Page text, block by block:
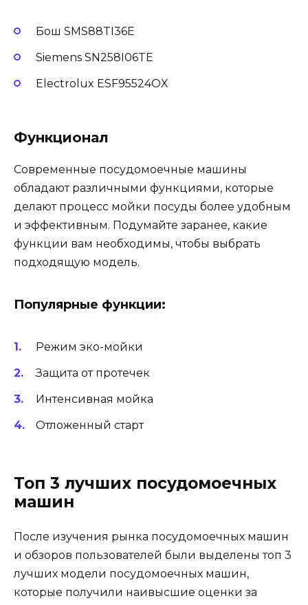
Бош SMS88TI36E
Siemens SN258I06TE
Electrolux ESF95524OX
Функционал
Современные посудомоечные машины
обладают различными функциями, которые
делают процесс мойки посуды более удобным
и эффективным. Подумайте заранее, какие
функции вам необходимы, чтобы выбрать
подходящую модель.
Популярные функции:
Режим эко-мойки
Защита от протечек
Интенсивная мойка
Отложенный старт
Топ 3 лучших посудомоечных
машин
После изучения рынка посудомоечных машин
и обзоров пользователей были выделены топ 3
лучших модели посудомоечных машин,
которые получили наивысшие оценки за